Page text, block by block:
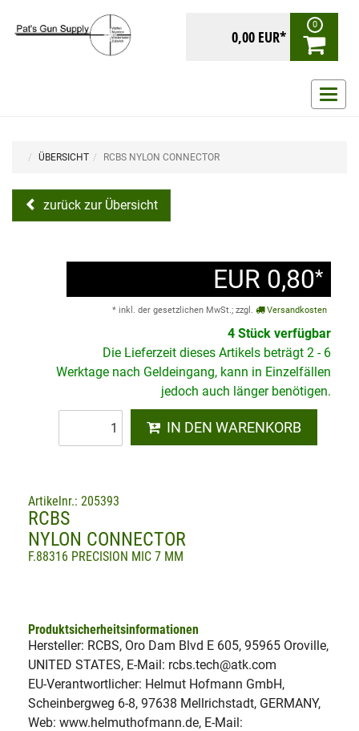
0,00 EUR*
0
ein-/
ÜBERSICHT RCBS NYLON CONNECTOR
zurück zur Übersicht
EUR 0,80*
* inkl. der gesetzlichen MwSt.; zzgl. Versandkosten
4 Stück verfügbar
Die Lieferzeit dieses Artikels beträgt 2 - 6
Werktage nach Geldeingang, kann in Einzelfällen
jedoch auch länger benötigen.
IN DEN WARENKORB
Artikelnr.: 205393
RCBS
NYLON CONNECTOR
F.88316 PRECISION MIC 7 MM
Produktsicherheitsinformationen
Hersteller: RCBS, Oro Dam Blvd E 605, 95965 Oroville,
UNITED STATES, E-Mail: rcbs.tech@atk.com
EU-Verantwortlicher: Helmut Hofmann GmbH,
Scheinbergweg 6-8, 97638 Mellrichstadt, GERMANY,
Web: www.helmuthofmann.de, E-Mail: